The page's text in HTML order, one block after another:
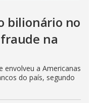
bilionário no
na
envolveu a Americanas
do país, segundo